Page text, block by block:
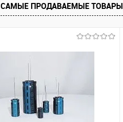
САМЫЕ ПРОДАВАЕМЫЕ ТОВАРЫ